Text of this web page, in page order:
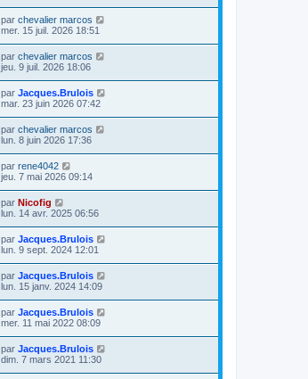
par chevalier marcos
mer. 15 juil. 2026 18:51
par chevalier marcos
jeu. 9 juil. 2026 18:06
par Jacques.Brulois
mar. 23 juin 2026 07:42
par chevalier marcos
lun. 8 juin 2026 17:36
par rene4042
jeu. 7 mai 2026 09:14
par Nicofig
lun. 14 avr. 2025 06:56
par Jacques.Brulois
lun. 9 sept. 2024 12:01
par Jacques.Brulois
lun. 15 janv. 2024 14:09
par Jacques.Brulois
mer. 11 mai 2022 08:09
par Jacques.Brulois
dim. 7 mars 2021 11:30